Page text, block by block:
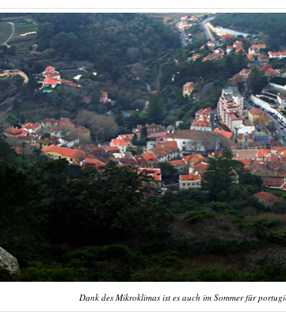
Dank des Mikroklimas ist es auch im Sommer für